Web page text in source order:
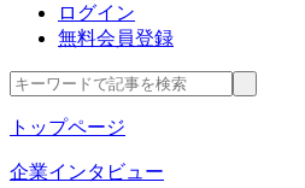
ログイン
無料会員登録
トップページ
企業インタビュー